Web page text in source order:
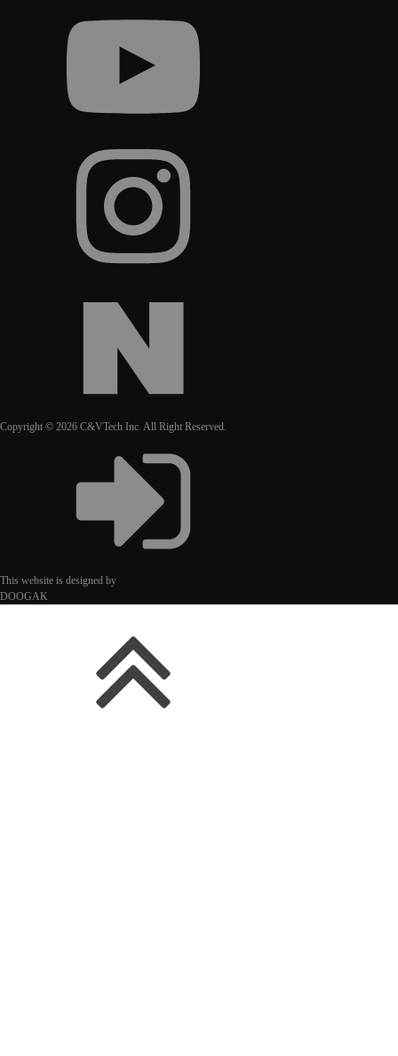
Copyright © 2026 C&VTech Inc. All Right Reserved.
This website is designed by
DOOGAK